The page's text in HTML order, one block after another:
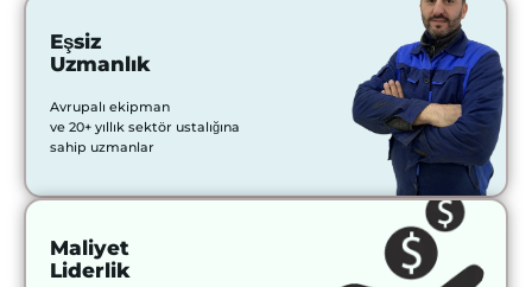
Eşsiz
Uzmanlık
Avrupalı ekipman
ve 20+ yıllık sektör ustalığına
sahip uzmanlar
Maliyet
Liderlik